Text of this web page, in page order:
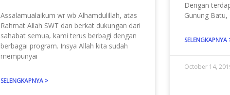
Assalamualaikum wr wb Alhamdulillah, atas
Rahmat Allah SWT dan berkat dukungan dari
sahabat semua, kami terus berbagi dengan
berbagai program. Insya Allah kita sudah
mempunyai
SELENGKAPNYA >
Dengan
Gunung Batu,
SELENGKAPNYA
October 14,